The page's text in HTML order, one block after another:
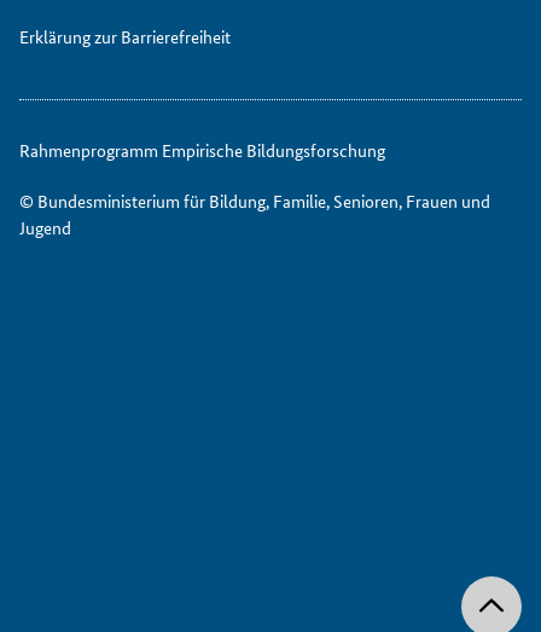
Erklärung zur Barrierefreiheit
Rahmenprogramm Empirische Bildungsforschung
© Bundesministerium für Bildung, Familie, Senioren, Frauen und
Jugend